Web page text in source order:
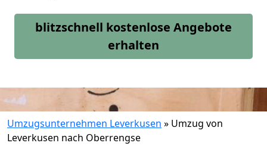
blitzschnell kostenlose Angebote
erhalten
Umzugsunternehmen Leverkusen » Umzug von
Leverkusen nach Oberrengse